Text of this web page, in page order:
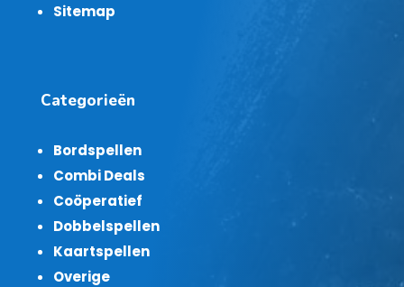
Sitemap
Categorieën
Bordspellen
Combi Deals
Coöperatief
Dobbelspellen
Kaartspellen
Overige